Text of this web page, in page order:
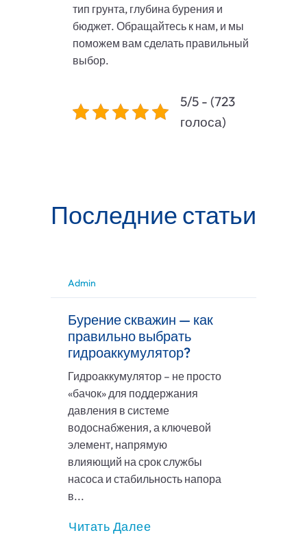
тип грунта, глубина бурения и
бюджет. Обращайтесь к нам, и мы
поможем вам сделать правильный
выбор.
5/5 - (723
голоса)
Последние статьи
Admin
Бурение скважин — как
правильно выбрать
гидроаккумулятор?
Гидроаккумулятор – не просто
«бачок» для поддержания
давления в системе
водоснабжения, а ключевой
элемент, напрямую
влияющий на срок службы
насоса и стабильность напора
в...
Читать Далее